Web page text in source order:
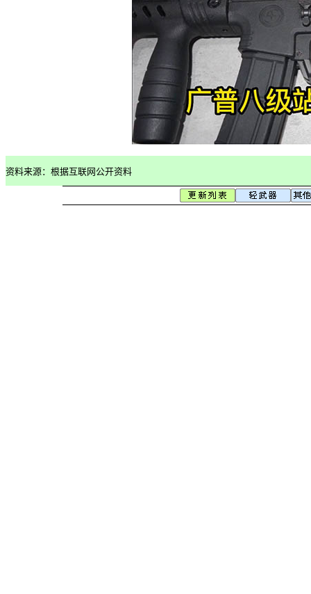
资料来源： 根据互联网公开资料